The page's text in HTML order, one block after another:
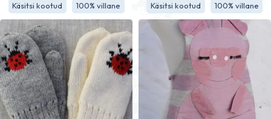
Käsitsi kootud 100% villane Käsitsi kootud 100% villane